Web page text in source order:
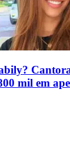
mil em